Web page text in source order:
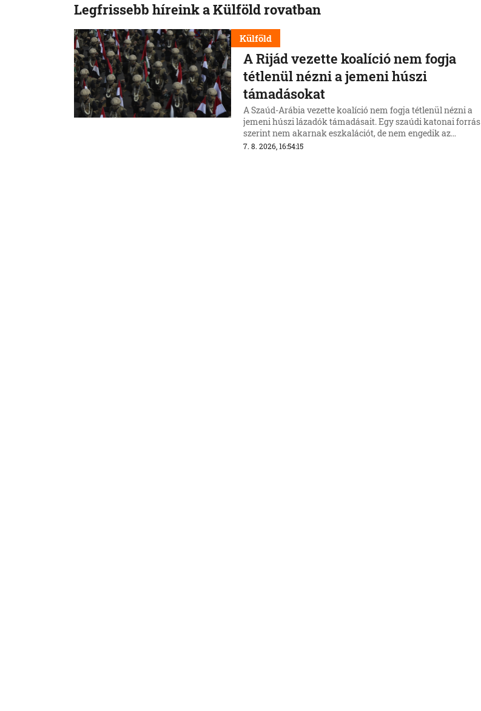
Legfrissebb híreink a Külföld rovatban
Külföld
A Rijád vezette koalíció nem fogja
tétlenül nézni a jemeni húszi
támadásokat
A Szaúd-Arábia vezette koalíció nem fogja tétlenül nézni a
jemeni húszi lázadók támadásait. Egy szaúdi katonai forrás
szerint nem akarnak eszkalációt, de nem engedik az
erőviszonyok megváltozását.
7. 8. 2026, 16:54:15